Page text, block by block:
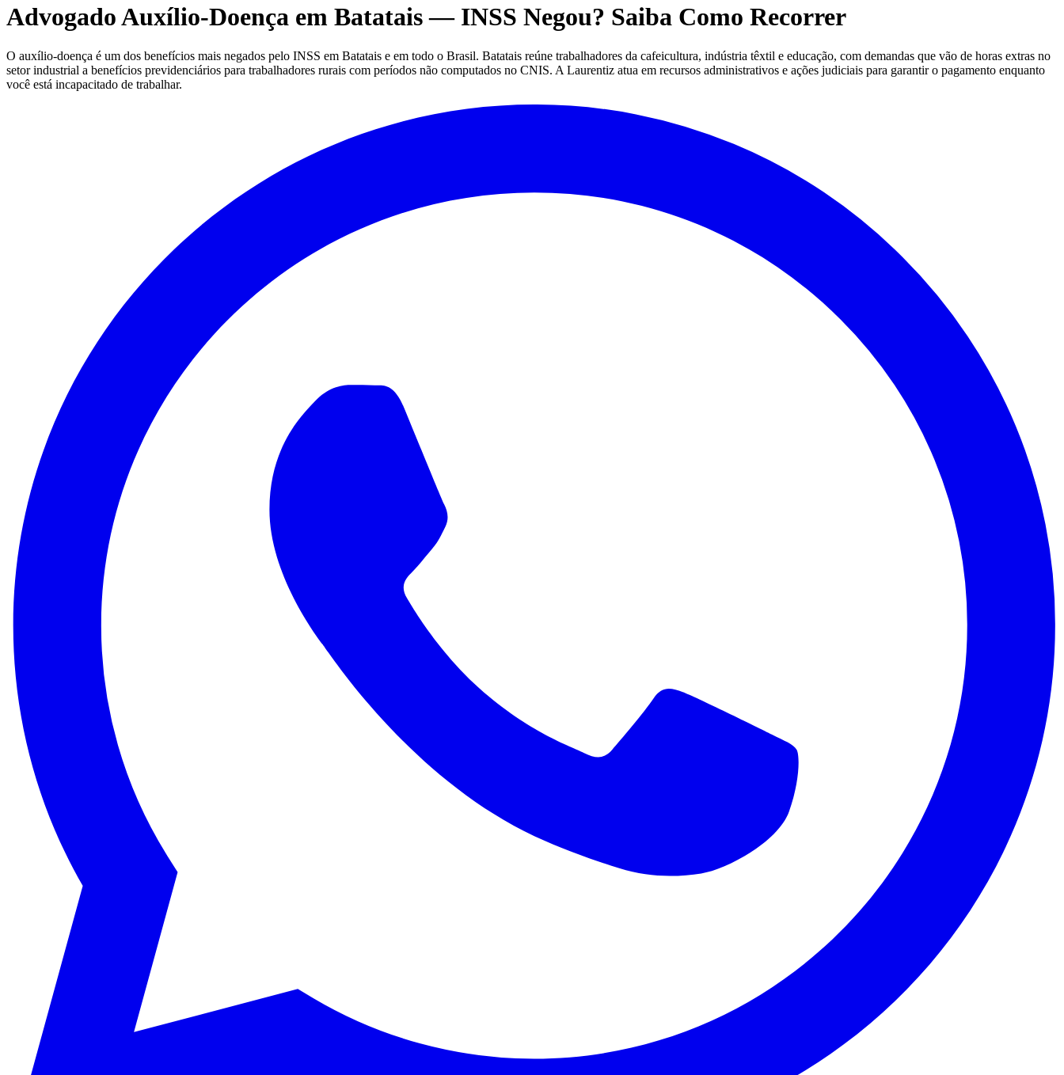
Advogado Auxílio-Doença em Batatais — INSS Negou? Saiba Como Recorrer
O auxílio-doença é um dos benefícios mais negados pelo INSS em Batatais e em todo o Brasil. Batatais reúne trabalhadores da cafeicultura, indústria têxtil e educação, com demandas que vão de horas extras no
setor industrial a benefícios previdenciários para trabalhadores rurais com períodos não computados no CNIS. A Laurentiz atua em recursos administrativos e ações judiciais para garantir o pagamento enquanto
você está incapacitado de trabalhar.